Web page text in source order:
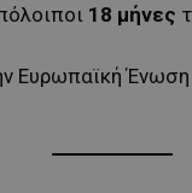
18 μήνες
Ευρωπαϊκή